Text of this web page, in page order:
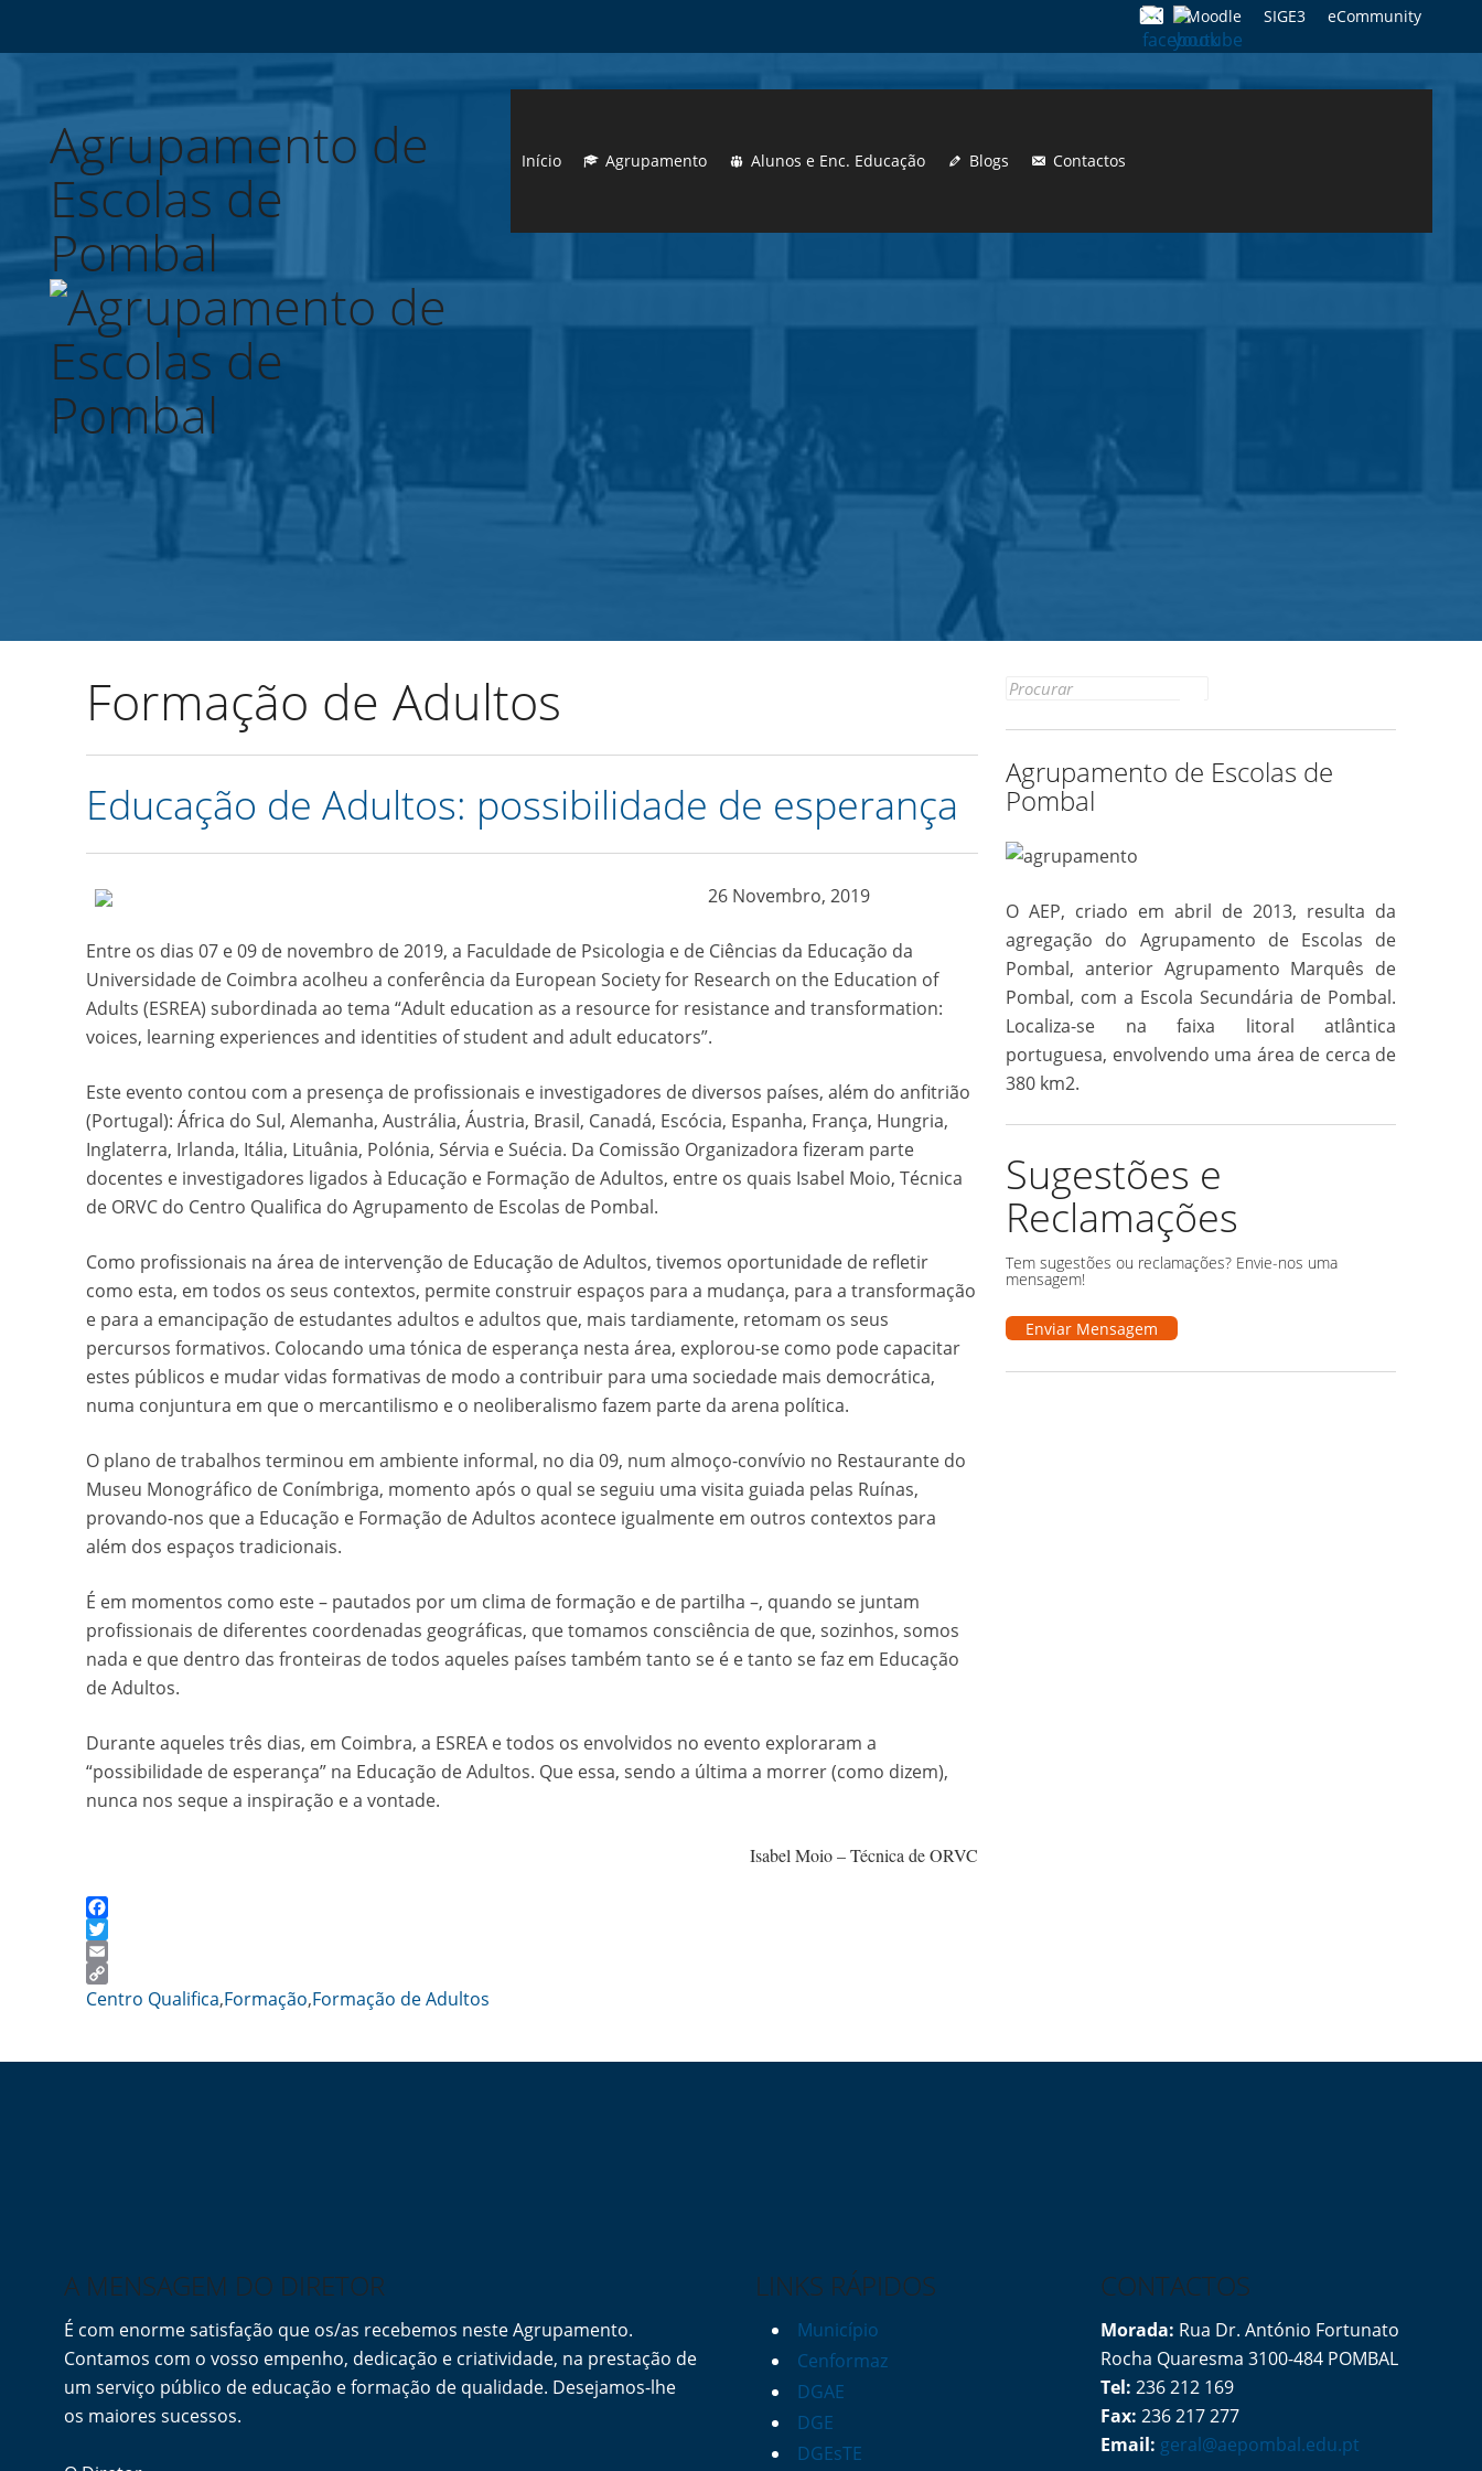
Moodle SIGE3 eCommunity
Agrupamento de
Escolas de
Pombal
Início Agrupamento Alunos e Enc. Educação Blogs Contactos
Formação de Adultos
Educação de Adultos: possibilidade de esperança
26 Novembro, 2019
Entre os dias 07 e 09 de novembro de 2019, a Faculdade de Psicologia e de Ciências da Educação da
Universidade de Coimbra acolheu a conferência da European Society for Research on the Education of
Adults (ESREA) subordinada ao tema “Adult education as a resource for resistance and transformation:
voices, learning experiences and identities of student and adult educators”.
Este evento contou com a presença de profissionais e investigadores de diversos países, além do anfitrião
(Portugal): África do Sul, Alemanha, Austrália, Áustria, Brasil, Canadá, Escócia, Espanha, França, Hungria,
Inglaterra, Irlanda, Itália, Lituânia, Polónia, Sérvia e Suécia. Da Comissão Organizadora fizeram parte
docentes e investigadores ligados à Educação e Formação de Adultos, entre os quais Isabel Moio, Técnica
de ORVC do Centro Qualifica do Agrupamento de Escolas de Pombal.
Como profissionais na área de intervenção de Educação de Adultos, tivemos oportunidade de refletir
como esta, em todos os seus contextos, permite construir espaços para a mudança, para a transformação
e para a emancipação de estudantes adultos e adultos que, mais tardiamente, retomam os seus
percursos formativos. Colocando uma tónica de esperança nesta área, explorou-se como pode capacitar
estes públicos e mudar vidas formativas de modo a contribuir para uma sociedade mais democrática,
numa conjuntura em que o mercantilismo e o neoliberalismo fazem parte da arena política.
O plano de trabalhos terminou em ambiente informal, no dia 09, num almoço-convívio no Restaurante do
Museu Monográfico de Conímbriga, momento após o qual se seguiu uma visita guiada pelas Ruínas,
provando-nos que a Educação e Formação de Adultos acontece igualmente em outros contextos para
além dos espaços tradicionais.
É em momentos como este – pautados por um clima de formação e de partilha –, quando se juntam
profissionais de diferentes coordenadas geográficas, que tomamos consciência de que, sozinhos, somos
nada e que dentro das fronteiras de todos aqueles países também tanto se é e tanto se faz em Educação
de Adultos.
Durante aqueles três dias, em Coimbra, a ESREA e todos os envolvidos no evento exploraram a
“possibilidade de esperança” na Educação de Adultos. Que essa, sendo a última a morrer (como dizem),
nunca nos seque a inspiração e a vontade.
Isabel Moio – Técnica de ORVC
Facebook
Twitter
Email
Copy
Centro Qualifica,Formação,Formação de Adultos
Search
Agrupamento de Escolas de
Pombal
O AEP, criado em abril de 2013, resulta da
agregação do Agrupamento de Escolas de
Pombal, anterior Agrupamento Marquês de
Pombal, com a Escola Secundária de Pombal.
Localiza-se na faixa litoral atlântica
portuguesa, envolvendo uma área de cerca de
380 km2.
Sugestões e
Reclamações
Tem sugestões ou reclamações? Envie-nos uma
mensagem!
Enviar Mensagem
A MENSAGEM DO DIRETOR
É com enorme satisfação que os/as recebemos neste Agrupamento.
Contamos com o vosso empenho, dedicação e criatividade, na prestação de
um serviço público de educação e formação de qualidade. Desejamos-lhe
os maiores sucessos.
LINKS RÁPIDOS
Município
Cenformaz
DGAE
DGE
DGEsTE
CONTACTOS
Morada: Rua Dr. António Fortunato
Rocha Quaresma 3100-484 POMBAL
Tel: 236 212 169
Fax: 236 217 277
Email: geral@aepombal.edu.pt